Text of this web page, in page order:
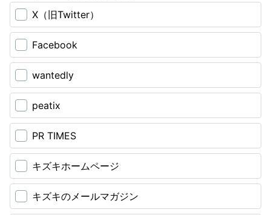
X（旧Twitter）
Facebook
wantedly
peatix
PR TIMES
キズキホームページ
キズキのメールマガジン